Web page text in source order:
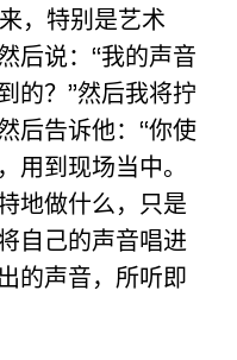
，特别是艺术
后说： “我的声音
的？ ”然后我将拧
后告诉他： “你使
用到现场当中。
地做什么，只是
自己的声音唱进
的声音，所听即